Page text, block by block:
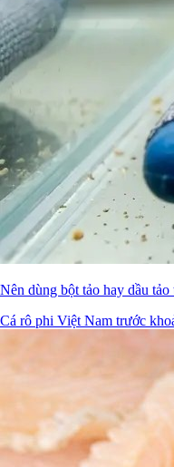
Nên dùng bột tảo hay dầu
Cá rô phi Việt Nam trước